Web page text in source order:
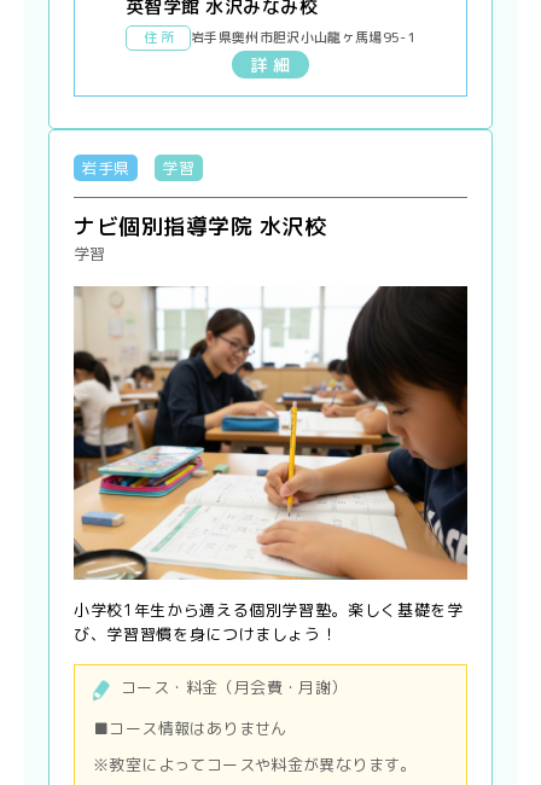
英智学館 水沢みなみ校
住 所 岩手県奥州市胆沢小山龍ヶ馬場95-1
詳 細
岩手県 学習
ナビ個別指導学院 水沢校
学習
小学校1年生から通える個別学習塾。楽しく基礎を学
び、学習習慣を身につけましょう！
コース・料金（月会費・月謝）
■コース情報はありません
※教室によってコースや料金が異なります。